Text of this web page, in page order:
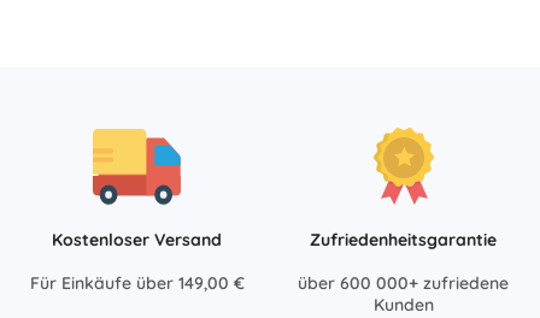
Kostenloser Versand
Für Einkäufe über 149,00 €
Zufriedenheitsgarantie
über 600 000+ zufriedene
Kunden